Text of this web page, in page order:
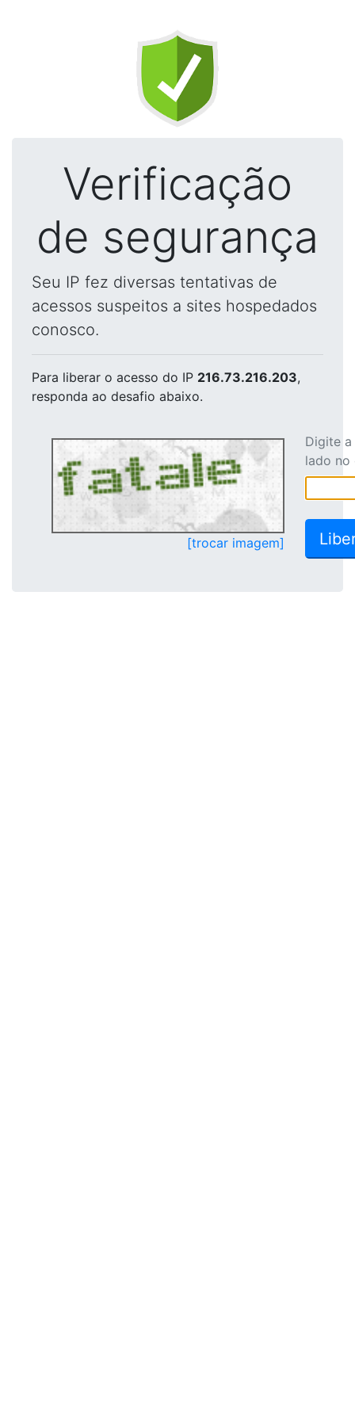
Verificação
de segurança
Seu IP fez diversas tentativas de
acessos suspeitos a sites hospedados
conosco.
Para liberar o acesso do IP 216.73.216.203,
responda ao desafio abaixo.
[trocar imagem]
Digite
lado no